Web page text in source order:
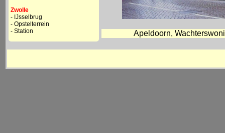
Zwolle
- IJsselbrug
- Opstelterrein
- Station
Apeldoorn,